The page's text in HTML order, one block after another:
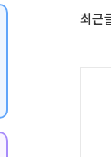
최
최근